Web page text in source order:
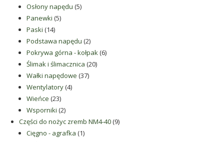
produktów
Osłony napędu 55
Panewki 55
Paski 1414
produktów
Podstawa napędu 22
produkty
Pokrywa górna - kołpak 66
Ślimak i ślimacznica 2020
Wałki napędowe 3737
Wentylatory 44
Wieńce 2323
produkty
Wsporniki 22
produkty
Części do nożyc zremb NM4-40 99
Cięgno - agrafka 11